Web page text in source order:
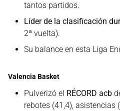
tantos partidos.
Líder de la clasificación
2ª vuelta).
Su balance en esta Liga
Valencia Basket
Pulverizó el RÉCORD acb
rebotes (41,4), asistencias